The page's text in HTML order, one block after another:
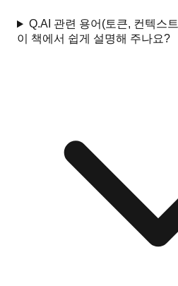
Q.AI 관련 용어(토큰, 컨텍스
이 책에서 쉽게 설명해 주나요?